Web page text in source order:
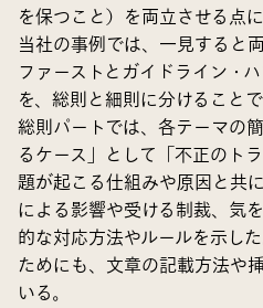
を保つこと）を両立させる点に
当社の事例では、一見すると
ファーストとガイドライン・
を、総則と細則に分けることで
総則パートでは、各テーマの
るケース」として「不正のト
題が起こる仕組みや原因と共
による影響や受ける制裁、気
的な対応方法やルールを示し
ためにも、文章の記載方法や
いる。